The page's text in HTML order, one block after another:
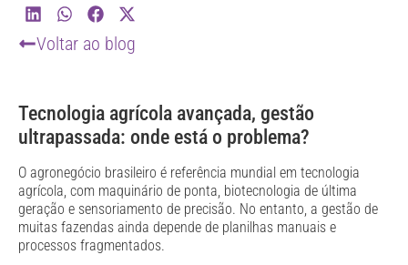
Voltar ao blog
Tecnologia agrícola avançada, gestão
ultrapassada: onde está o problema?
O agronegócio brasileiro é referência mundial em tecnologia
agrícola, com maquinário de ponta, biotecnologia de última
geração e sensoriamento de precisão. No entanto, a gestão de
muitas fazendas ainda depende de planilhas manuais e
processos fragmentados.